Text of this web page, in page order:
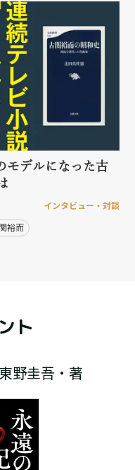
モデルになった古
インタビュー・対談
裕而
ト
野圭吾・著